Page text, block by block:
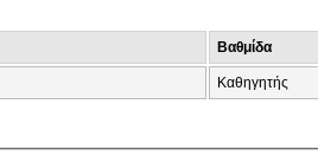
Βαθμίδα
Καθηγητής